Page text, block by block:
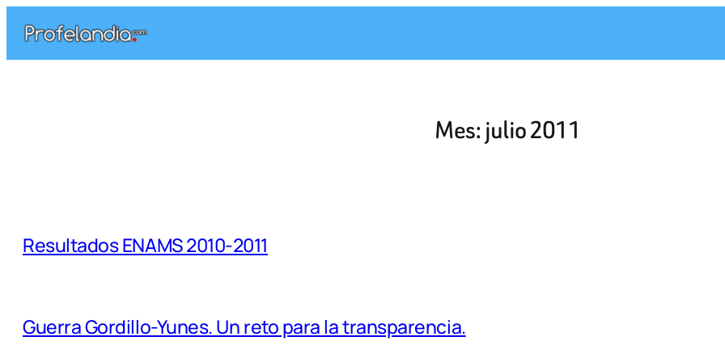
contenido
Mes:julio 2011
Resultados ENAMS 2010-2011
Guerra Gordillo-Yunes. Un reto para la transparencia.